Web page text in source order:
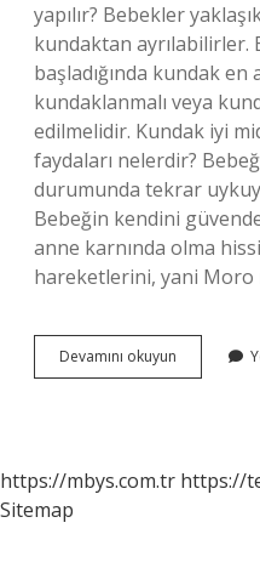
yapılır? Bebekler
kundaktan ayrılabilirler.
başladığında kundak en
kundaklanmalı veya
edilmelidir. Kundak iyi
faydaları nelerdir?
durumunda tekrar
Bebeğin kendini
anne karnında olma
hareketlerini, yani
Devamını okuyun
Belemek
https://mbys.com.tr https://
Sitemap